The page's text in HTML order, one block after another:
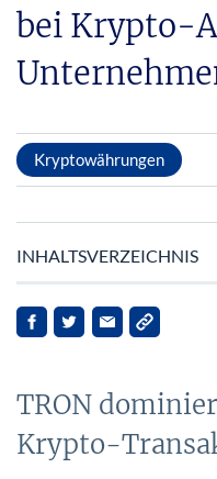
bei Krypto-
Kryptowährungen
INHALTSVERZEICHNIS
TRON dominiert
Anstieg der
TRON
Krypto-